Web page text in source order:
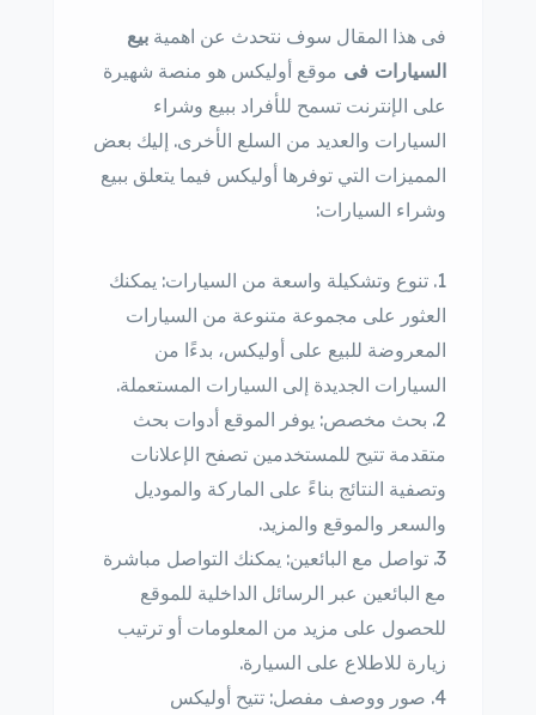
فى هذا المقال سوف نتحدث عن اهمية بيع
السيارات فى موقع أوليكس هو منصة شهيرة
على الإنترنت تسمح للأفراد ببيع وشراء
السيارات والعديد من السلع الأخرى. إليك بعض
المميزات التي توفرها أوليكس فيما يتعلق ببيع
وشراء السيارات:
تنوع وتشكيلة واسعة من السيارات: يمكنك
العثور على مجموعة متنوعة من السيارات
المعروضة للبيع على أوليكس، بدءًا من
السيارات الجديدة إلى السيارات المستعملة.
بحث مخصص: يوفر الموقع أدوات بحث
متقدمة تتيح للمستخدمين تصفح الإعلانات
وتصفية النتائج بناءً على الماركة والموديل
والسعر والموقع والمزيد.
تواصل مع البائعين: يمكنك التواصل مباشرة
مع البائعين عبر الرسائل الداخلية للموقع
للحصول على مزيد من المعلومات أو ترتيب
زيارة للاطلاع على السيارة.
صور ووصف مفصل: تتيح أوليكس